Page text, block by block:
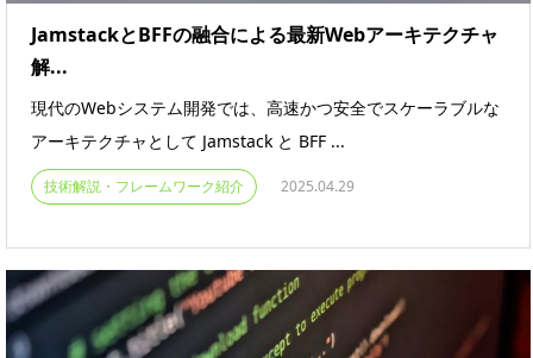
JamstackとBFFの融合による最新Webアーキテクチャ
解...
現代のWebシステム開発では、高速かつ安全でスケーラブルな
アーキテクチャとして Jamstack と BFF ...
技術解説・フレームワーク紹介 2025.04.29